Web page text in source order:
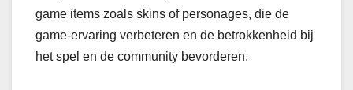
game items zoals skins of personages, die de
game-ervaring verbeteren en de betrokkenheid bij
het spel en de community bevorderen.